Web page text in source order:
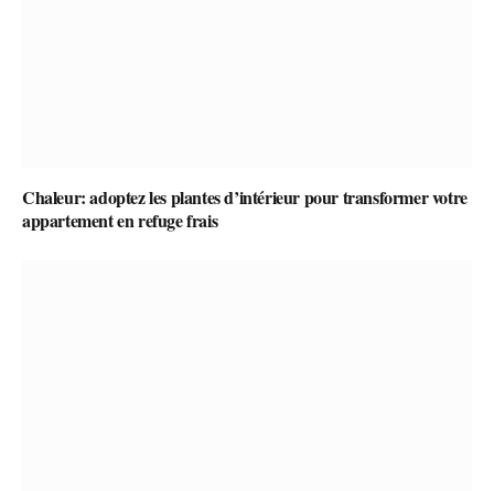
Chaleur: adoptez les plantes d’intérieur pour transformer votre
appartement en refuge frais